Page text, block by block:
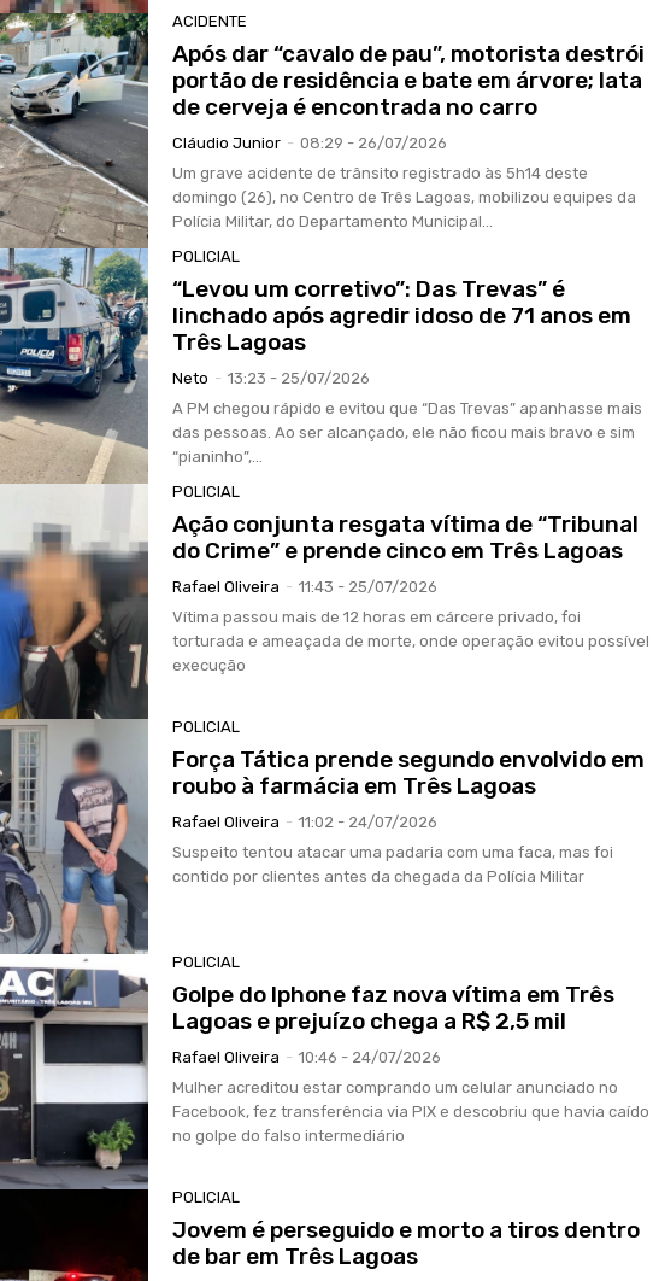
ACIDENTE
Após dar “cavalo de pau”, motorista destrói
portão de residência e bate em árvore; lata
de cerveja é encontrada no carro
Cláudio Junior - 08:29 - 26/07/2026
Um grave acidente de trânsito registrado às 5h14 deste
domingo (26), no Centro de Três Lagoas, mobilizou equipes da
Polícia Militar, do Departamento Municipal...
POLICIAL
“Levou um corretivo”: Das Trevas” é
linchado após agredir idoso de 71 anos em
Três Lagoas
Neto - 13:23 - 25/07/2026
A PM chegou rápido e evitou que “Das Trevas” apanhasse mais
das pessoas. Ao ser alcançado, ele não ficou mais bravo e sim
“pianinho”,...
POLICIAL
Ação conjunta resgata vítima de “Tribunal
do Crime” e prende cinco em Três Lagoas
Rafael Oliveira - 11:43 - 25/07/2026
Vítima passou mais de 12 horas em cárcere privado, foi
torturada e ameaçada de morte, onde operação evitou possível
execução
POLICIAL
Força Tática prende segundo envolvido em
roubo à farmácia em Três Lagoas
Rafael Oliveira - 11:02 - 24/07/2026
Suspeito tentou atacar uma padaria com uma faca, mas foi
contido por clientes antes da chegada da Polícia Militar
POLICIAL
Golpe do Iphone faz nova vítima em Três
Lagoas e prejuízo chega a R$ 2,5 mil
Rafael Oliveira - 10:46 - 24/07/2026
Mulher acreditou estar comprando um celular anunciado no
Facebook, fez transferência via PIX e descobriu que havia caído
no golpe do falso intermediário
POLICIAL
Jovem é perseguido e morto a tiros dentro
de bar em Três Lagoas